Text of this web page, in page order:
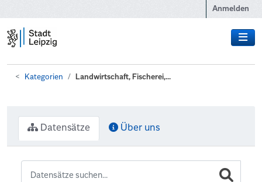
Anmelden
Kategorien Landwirtschaft, Fischerei,...
Datensätze Über uns